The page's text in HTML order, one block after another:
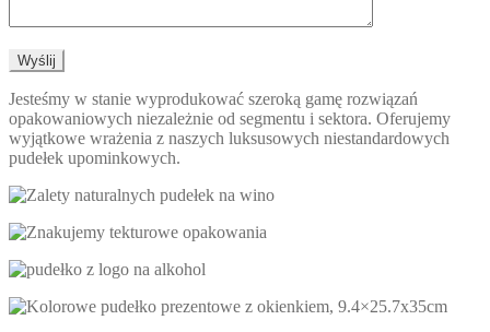
Jesteśmy w stanie wyprodukować szeroką gamę rozwiązań
opakowaniowych niezależnie od segmentu i sektora. Oferujemy
wyjątkowe wrażenia z naszych luksusowych niestandardowych
pudełek upominkowych.